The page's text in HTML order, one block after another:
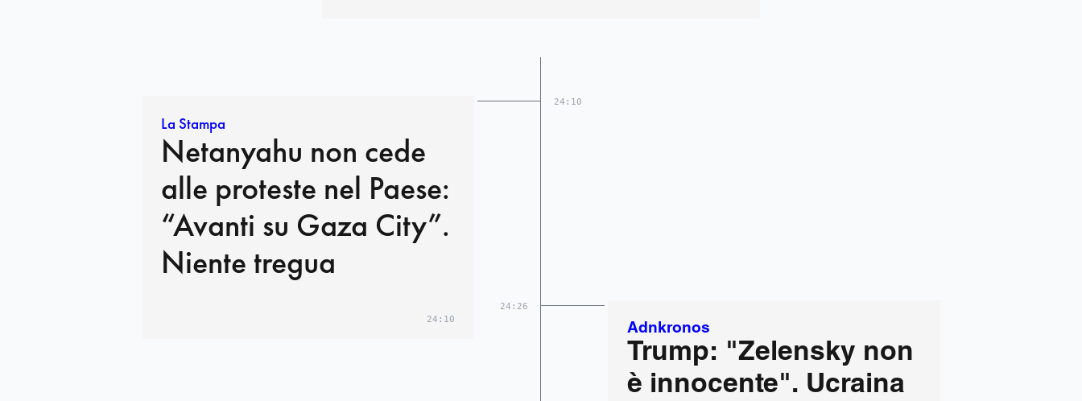
24:10
La Stampa
Netanyahu non cede
alle proteste nel Paese:
“Avanti su Gaza City”.
Niente tregua
24:10
24:26
Adnkronos
Trump: "Zelensky non
è innocente". Ucraina